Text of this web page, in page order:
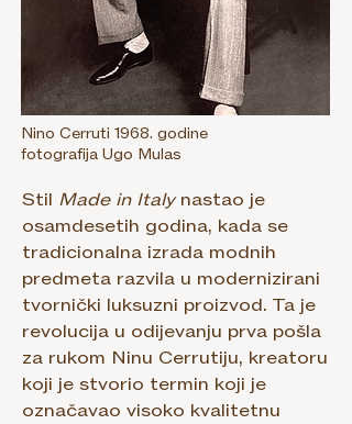
Nino Cerruti 1968. godine
fotografija Ugo Mulas
Stil Made in Italynastao je
osamdesetih godina, kada se
tradicionalna izrada modnih
predmeta razvila u modernizirani
tvornički luksuzni proizvod. Ta je
revolucija u odijevanju prva pošla
za rukom Ninu Cerrutiju, kreatoru
koji je stvorio termin koji je
označavao visoko kvalitetnu